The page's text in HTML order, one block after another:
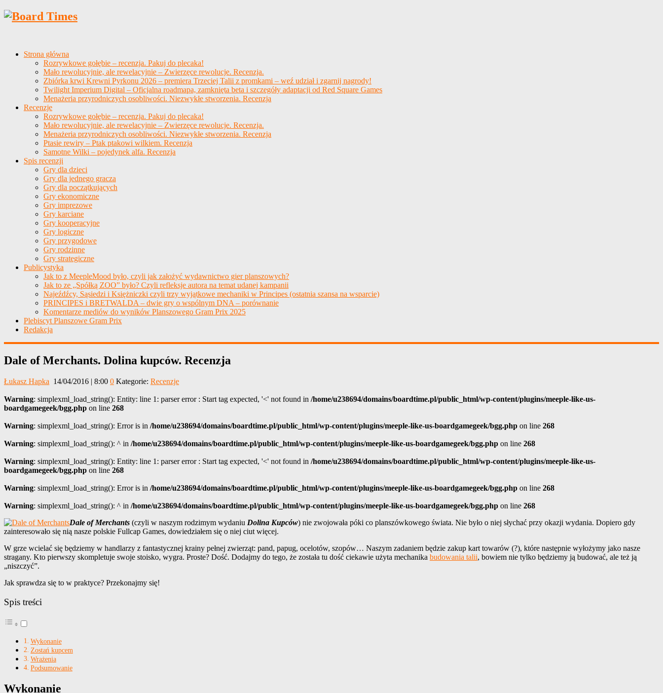
Strona główna
Rozrywkowe gołębie – recenzja. Pakuj do plecaka!
Mało rewolucyjnie, ale rewelacyjnie – Zwierzęce rewolucje. Recenzja.
Zbiórka krwi Krewni Pyrkonu 2026 – premiera Trzeciej Talii z promkami – weź udział i zgarnij nagrody!
Twilight Imperium Digital – Oficjalna roadmapa, zamknięta beta i szczegóły adaptacji od Red Square Games
Menażeria przyrodniczych osobliwości. Niezwykłe stworzenia. Recenzja
Recenzje
Rozrywkowe gołębie – recenzja. Pakuj do plecaka!
Mało rewolucyjnie, ale rewelacyjnie – Zwierzęce rewolucje. Recenzja.
Menażeria przyrodniczych osobliwości. Niezwykłe stworzenia. Recenzja
Ptasie rewiry – Ptak ptakowi wilkiem. Recenzja
Samotne Wilki – pojedynek alfa. Recenzja
Spis recenzji
Gry dla dzieci
Gry dla jednego gracza
Gry dla początkujących
Gry ekonomiczne
Gry imprezowe
Gry karciane
Gry kooperacyjne
Gry logiczne
Gry przygodowe
Gry rodzinne
Gry strategiczne
Publicystyka
Jak to z MeepleMood było, czyli jak założyć wydawnictwo gier planszowych?
Jak to ze „Spółką ZOO” było? Czyli refleksje autora na temat udanej kampanii
Najeźdźcy, Sąsiedzi i Księżniczki czyli trzy wyjątkowe mechaniki w Principes (ostatnia szansa na wsparcie)
PRINCIPES i BRETWALDA – dwie gry o wspólnym DNA – porównanie
Komentarze mediów do wyników Planszowego Gram Prix 2025
Plebiscyt Planszowe Gram Prix
Redakcja
Dale of Merchants. Dolina kupców. Recenzja
Łukasz Hapka 14/04/2016 | 8:00 0 Kategorie: Recenzje
Warning: simplexml_load_string(): Entity: line 1: parser error : Start tag expected, '<' not found in /home/u238694/domains/boardtime.pl/public_html/wp-content/plugins/meeple-like-us-
boardgamegeek/bgg.php on line 268
Warning: simplexml_load_string(): Error is in /home/u238694/domains/boardtime.pl/public_html/wp-content/plugins/meeple-like-us-boardgamegeek/bgg.php on line 268
Warning: simplexml_load_string(): ^ in /home/u238694/domains/boardtime.pl/public_html/wp-content/plugins/meeple-like-us-boardgamegeek/bgg.php on line 268
Warning: simplexml_load_string(): Entity: line 1: parser error : Start tag expected, '<' not found in /home/u238694/domains/boardtime.pl/public_html/wp-content/plugins/meeple-like-us-
boardgamegeek/bgg.php on line 268
Warning: simplexml_load_string(): Error is in /home/u238694/domains/boardtime.pl/public_html/wp-content/plugins/meeple-like-us-boardgamegeek/bgg.php on line 268
Warning: simplexml_load_string(): ^ in /home/u238694/domains/boardtime.pl/public_html/wp-content/plugins/meeple-like-us-boardgamegeek/bgg.php on line 268
Dale of Merchants (czyli w naszym rodzimym wydaniu Dolina Kupców) nie zwojowała póki co planszówkowego świata. Nie było o niej słychać przy okazji wydania. Dopiero gdy
zainteresowało się nią nasze polskie Fullcap Games, dowiedziałem się o niej ciut więcej.
W grze wcielać się będziemy w handlarzy z fantastycznej krainy pełnej zwierząt: pand, papug, ocelotów, szopów… Naszym zadaniem będzie zakup kart towarów (?), które następnie wyłożymy jako nasze
stragany. Kto pierwszy skompletuje swoje stoisko, wygra. Proste? Dość. Dodajmy do tego, że została tu dość ciekawie użyta mechanika budowania talii, bowiem nie tylko będziemy ją budować, ale też ją
„niszczyć”.
Jak sprawdza się to w praktyce? Przekonajmy się!
Spis treści
Wykonanie
Zostań kupcem
Wrażenia
Podsumowanie
Wykonanie